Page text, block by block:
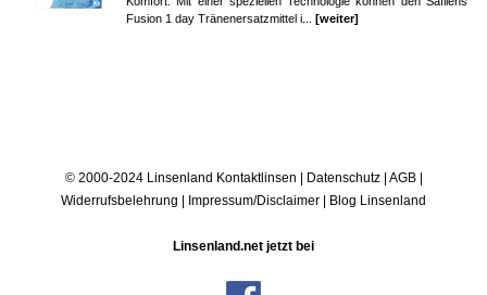
Fusion 1 day Tränenersatzmittel i... [weiter]
© 2000-2024 Linsenland Kontaktlinsen | Datenschutz| AGB|
Widerrufsbelehrung | Impressum/Disclaimer | Blog Linsenland
Linsenland.net jetzt bei